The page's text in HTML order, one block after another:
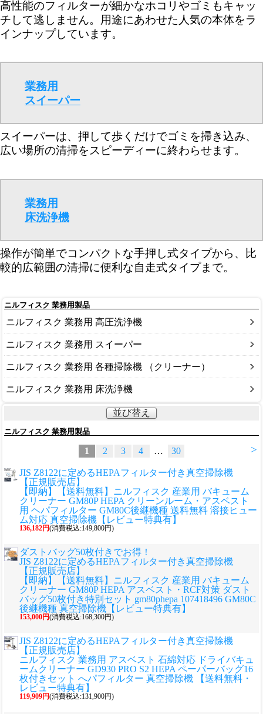
高性能のフィルターが細かなホコリやゴミもキャッ
チして逃しません。用途にあわせた人気の本体をラ
インナップしています。
業務用
スイーパー
スイーパーは、押して歩くだけでゴミを掃き込み、
広い場所の清掃をスピーディーに終わらせます。
業務用
床洗浄機
操作が簡単でコンパクトな手押し式タイプから、比
較的広範囲の清掃に便利な自走式タイプまで。
ニルフィスク 業務用製品
ニルフィスク 業務用 高圧洗浄機
ニルフィスク 業務用 スイーパー
ニルフィスク 業務用 各種掃除機 （クリーナー）
ニルフィスク 業務用 床洗浄機
並び替え
ニルフィスク 業務用製品
>
1 2 3 4 … 30
JIS Z8122に定めるHEPAフィルター付き真空掃除機
【正規販売店】
【即納】【送料無料】ニルフィスク 産業用 バキューム
クリーナー GM80P HEPA クリーンルーム・アスベスト
用 ヘパフィルター GM80C後継機種 送料無料 溶接ヒュー
ム対応 真空掃除機【レビュー特典有】
136,182円(消費税込:149,800円)
ダストバッグ50枚付きでお得！
JIS Z8122に定めるHEPAフィルター付き真空掃除機
【正規販売店】
【即納】【送料無料】ニルフィスク 産業用 バキューム
クリーナー GM80P HEPA アスベスト・RCF対策 ダスト
バッグ50枚付き特別セット gm80phepa 107418496 GM80C
後継機種 真空掃除機【レビュー特典有】
153,000円(消費税込:168,300円)
JIS Z8122に定めるHEPAフィルター付き真空掃除機
【正規販売店】
ニルフィスク 業務用 アスベスト 石綿対応 ドライバキュ
ームクリーナー GD930 PRO S2 HEPA ペーパーバッグ16
枚付きセット へパフィルター 真空掃除機 【送料無料・
レビュー特典有】
119,909円(消費税込:131,900円)